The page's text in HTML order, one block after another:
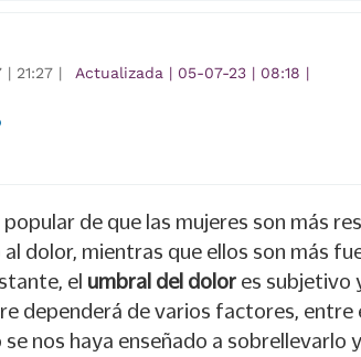
| 21:27 | Actualizada | 05-07-23 | 08:18 |
popular de que las mujeres son más
dolor, mientras que ellos son más
el umbral del dolor es subjetivo
dependerá de varios factores, entre
nos haya enseñado a sobrellevarlo